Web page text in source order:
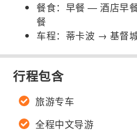
餐食：早餐 — 酒店早
餐
车程：蒂卡波 → 基督
行程包含
旅游专车
全程中文导游